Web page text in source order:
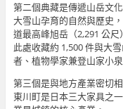
第二個典藏是傳遞山岳文
大雪山孕育的自然與歷史
道最高峰旭岳（2,291 公
此處收藏約 1,500 件與大
者、植物學家兼登山家小
第三個是與地方產業密切
東川町是日本三大家具之